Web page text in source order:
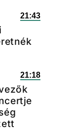
21:43
21:18